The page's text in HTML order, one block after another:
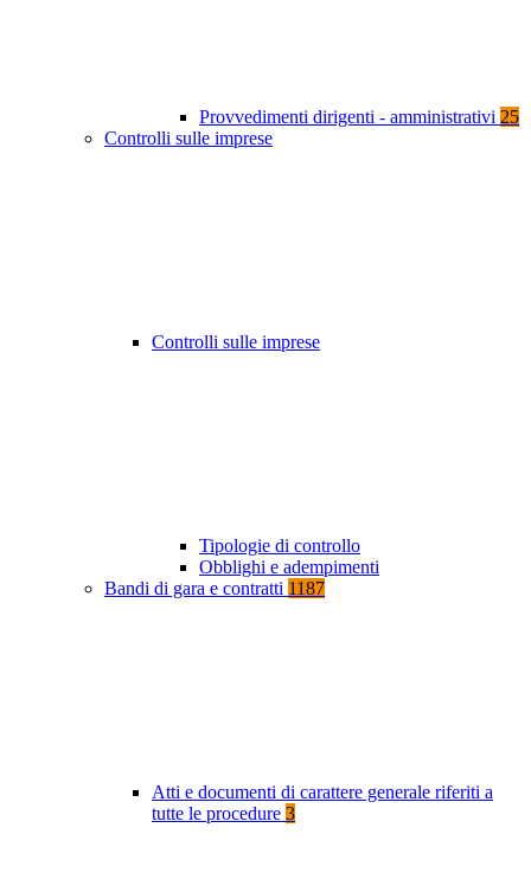
Provvedimenti dirigenti - amministrativi 25
Controlli sulle imprese
Controlli sulle imprese
Tipologie di controllo
Obblighi e adempimenti
Bandi di gara e contratti 1187
Atti e documenti di carattere generale riferiti a
tutte le procedure 3